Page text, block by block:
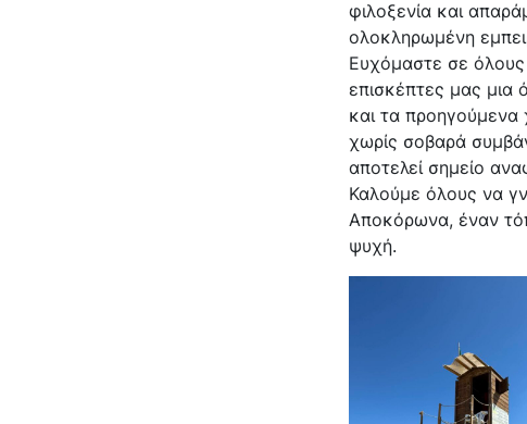
φιλοξενία και
ολοκληρωμένη
Ευχόμαστε σε όλους
επισκέπτες μας μια
και τα προηγούμενα
χωρίς σοβαρά
αποτελεί σημείο
Καλούμε όλους να
Αποκόρωνα, έναν
ψυχή.